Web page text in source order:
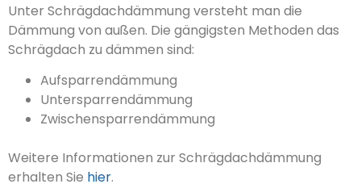
Unter Schrägdachdämmung versteht man die
Dämmung von außen. Die gängigsten Methoden das
Schrägdach zu dämmen sind:
Aufsparrendämmung
Untersparrendämmung
Zwischensparrendämmung
Weitere Informationen zur Schrägdachdämmung
erhalten Sie hier.